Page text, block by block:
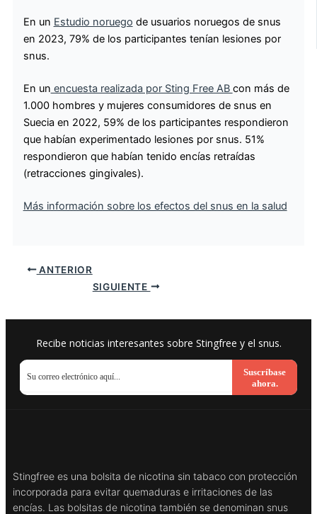
En un Estudio noruego de usuarios noruegos de snus
en 2023, 79% de los participantes tenían lesiones por
snus.
En un encuesta realizada por Sting Free AB con más de
1.000 hombres y mujeres consumidores de snus en
Suecia en 2022, 59% de los participantes respondieron
que habían experimentado lesiones por snus. 51%
respondieron que habían tenido encías retraídas
(retracciones gingivales).
Más información sobre los efectos del snus en la salud
ANTERIOR
SIGUIENTE
Recibe noticias interesantes sobre Stingfree y el snus.
Suscríbase
ahora.
Stingfree es una bolsita de nicotina sin tabaco con protección
incorporada para evitar quemaduras e irritaciones de las
encías. Las bolsitas de nicotina también se denominan snus